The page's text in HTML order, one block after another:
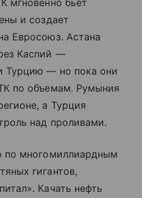
и создает
Евросоюз. Астана
Каспий —
Турцию — но пока они
по объемам. Румыния
а Турция
над проливами.
по многомиллиардным
гигантов,
Качать нефть